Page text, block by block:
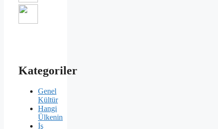
Kategoriler
Genel
Kültür
Hangi
Ülkenin
İş